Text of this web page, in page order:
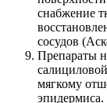
снабжение
сосудов
Препараты
мягкому
эпидермиса.